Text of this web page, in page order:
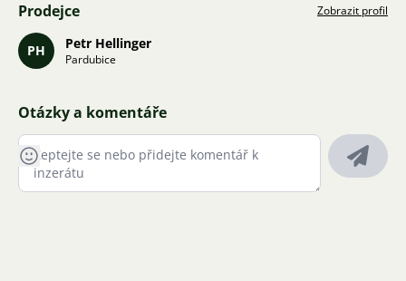
Prodejce Zobrazit profil
PH Petr Hellinger
Pardubice
Otázky a komentáře